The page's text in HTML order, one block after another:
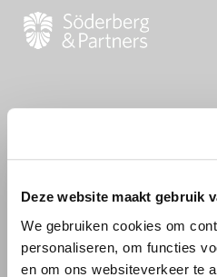
Deze website maakt gebruik
We gebruiken cookies om
personaliseren, om functies
en om ons websiteverkeer te
Log in